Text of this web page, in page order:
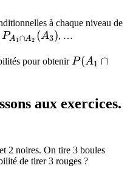
à chaque niveau de
P_{A_1\cap
PA1∩A2 (A3), …
pour obtenirP(A1 ∩
aux exercices.
2 noires. On tire 3 boules
de tirer 3 rouges ?